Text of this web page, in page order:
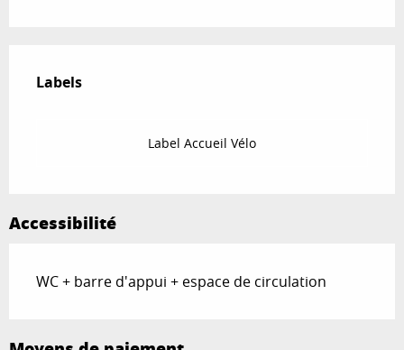
Labels
Labels
Label Accueil Vélo
Accessibilité
WC + barre d'appui + espace de circulation